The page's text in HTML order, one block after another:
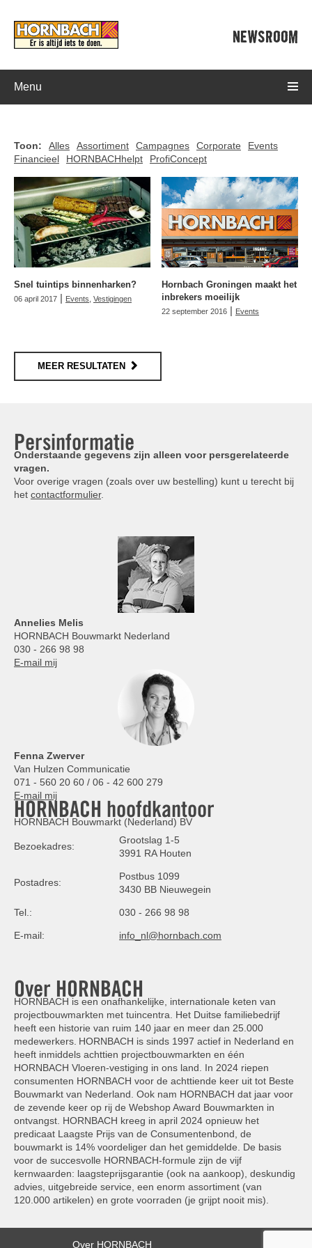
NEWSROOM
Menu
Toon: Alles Assortiment Campagnes Corporate
Events
Financieel
HORNBACHhelpt ProfiConcept
Snel tuintips binnenharken?
06 april 2017 | Events Vestigingen
Hornbach Groningen maakt het
inbrekers moeilijk
22 september 2016 | Events
MEER RESULTATEN
Persinformatie
Onderstaande gegevens zijn alleen voor persgerelateerde
vragen.
Voor overige vragen (zoals over uw bestelling) kunt u terecht bij
het contactformulier.
Annelies Melis
HORNBACH Bouwmarkt Nederland
030 - 266 98 98
E-mail mij
Fenna Zwerver
Van Hulzen Communicatie
071 - 560 20 60 / 06 - 42 600 279
E-mail mij
HORNBACH hoofdkantoor
HORNBACH Bouwmarkt (Nederland) BV
Bezoekadres:
Grootslag 1-5
3991 RA Houten
Postadres:
Postbus 1099
3430 BB Nieuwegein
Tel.: 030 - 266 98 98
E-mail: info_nl@hornbach.com
Over HORNBACH
HORNBACH is een onafhankelijke, internationale keten van
projectbouwmarkten met tuincentra. Het Duitse familiebedrijf
heeft een historie van ruim 140 jaar en meer dan 25.000
medewerkers. HORNBACH is sinds 1997 actief in Nederland en
heeft inmiddels achttien projectbouwmarkten en één
HORNBACH Vloeren-vestiging in ons land. In 2024 riepen
consumenten HORNBACH voor de achttiende keer uit tot Beste
Bouwmarkt van Nederland. Ook nam HORNBACH dat jaar voor
de zevende keer op rij de Webshop Award Bouwmarkten in
ontvangst. HORNBACH kreeg in april 2024 opnieuw het
predicaat Laagste Prijs van de Consumentenbond, de
bouwmarkt is 14% voordeliger dan het gemiddelde. De basis
voor de succesvolle HORNBACH-formule zijn de vijf
kernwaarden: laagsteprijsgarantie (ook na aankoop), deskundig
advies, uitgebreide service, een enorm assortiment (van
120.000 artikelen) en grote voorraden (je grijpt nooit mis).
Over HORNBACH